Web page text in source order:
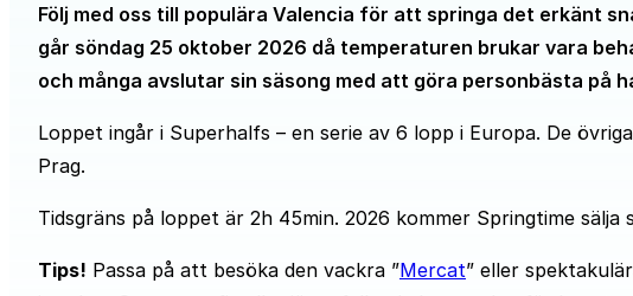
Följ med oss till populära Valencia för att springa det erkänt
går söndag 25 oktober 2026 då temperaturen brukar vara
och många avslutar sin säsong med att göra personbästa på
Loppet ingår i Superhalfs – en serie av 6 lopp i Europa. De
Prag.
Tidsgräns på loppet är 2h 45min. 2026 kommer Springtime
Tips! Passa på att besöka den vackra ”Mercat” eller